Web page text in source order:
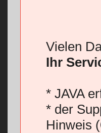
Vielen
Ihr
* JAVA
* der
Hinweis